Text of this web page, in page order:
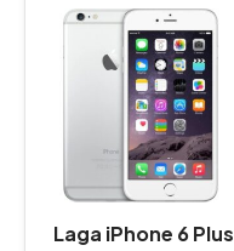
Laga iPhone 6 Plus